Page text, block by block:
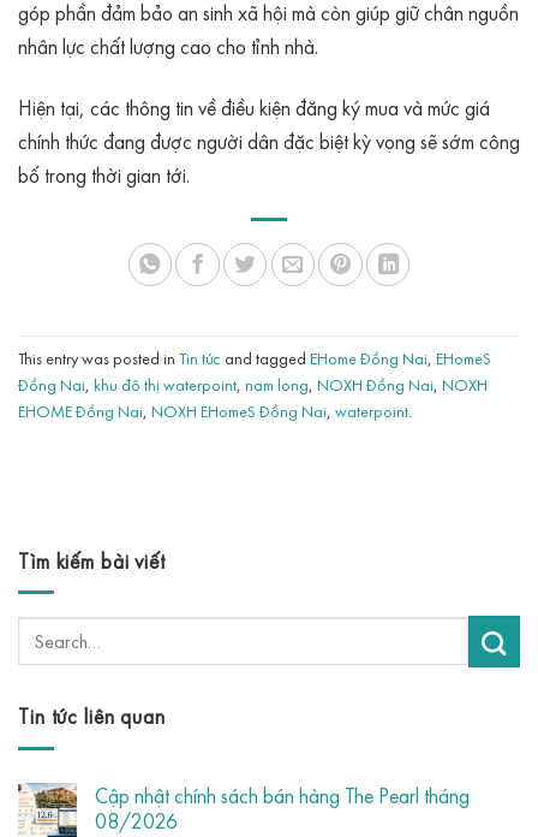
góp phần đảm bảo an sinh xã hội mà còn giúp giữ chân nguồn
nhân lực chất lượng cao cho tỉnh nhà.
Hiện tại, các thông tin về điều kiện đăng ký mua và mức giá
chính thức đang được người dân đặc biệt kỳ vọng sẽ sớm công
bố trong thời gian tới.
This entry was posted in Tin tức and tagged EHome Đồng Nai, EHomeS
Đồng Nai, khu đô thị waterpoint, nam long, NOXH Đồng Nai, NOXH
EHOME Đồng Nai, NOXH EHomeS Đồng Nai, waterpoint.
Tìm kiếm bài viết
Tin tức liên quan
Cập nhật chính sách bán hàng The Pearl tháng
08/2026